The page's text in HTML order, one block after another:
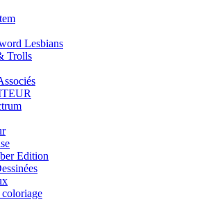
Lesbians
Trolls
Edition